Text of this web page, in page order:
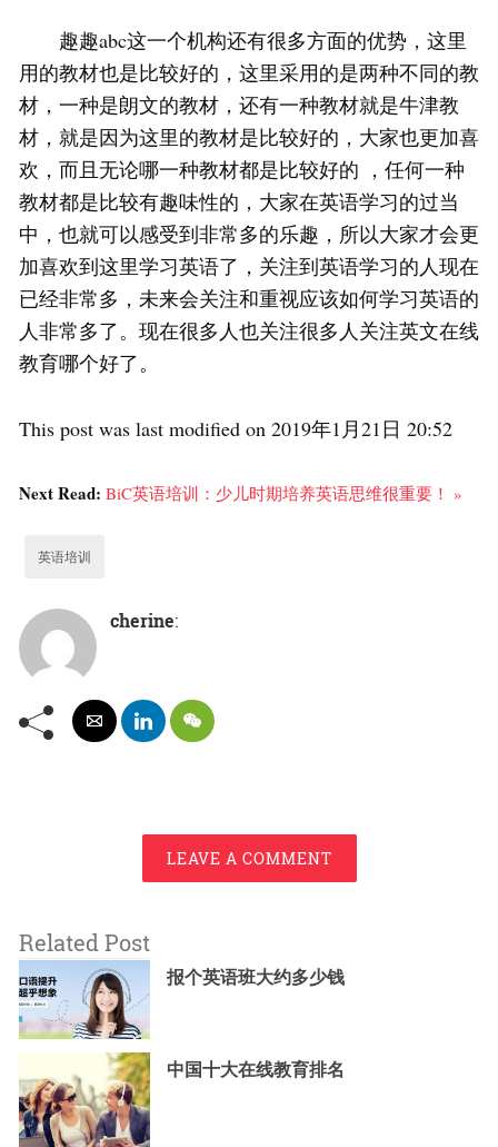
趣趣abc这一个机构还有很多方面的优势，这里
用的教材也是比较好的，这里采用的是两种不同的教
材，一种是朗文的教材，还有一种教材就是牛津教
材，就是因为这里的教材是比较好的，大家也更加喜
欢，而且无论哪一种教材都是比较好的 ，任何一种
教材都是比较有趣味性的，大家在英语学习的过当
中，也就可以感受到非常多的乐趣，所以大家才会更
加喜欢到这里学习英语了，关注到英语学习的人现在
已经非常多，未来会关注和重视应该如何学习英语的
人非常多了。现在很多人也关注很多人关注英文在线
教育哪个好了。
This post was last modified on 2019年1月21日 20:52
Next Read: BiC英语培训：少儿时期培养英语思维很重要！ »
英语培训
cherine:
LEAVE A COMMENT
Related Post
报个英语班大约多少钱
中国十大在线教育排名